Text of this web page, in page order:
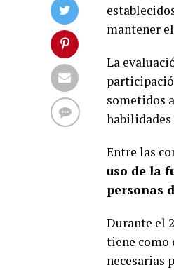
mantener el
La
sometidos a
habilidades
Entre las
uso de la
personas
Durante el
tiene como
necesarias